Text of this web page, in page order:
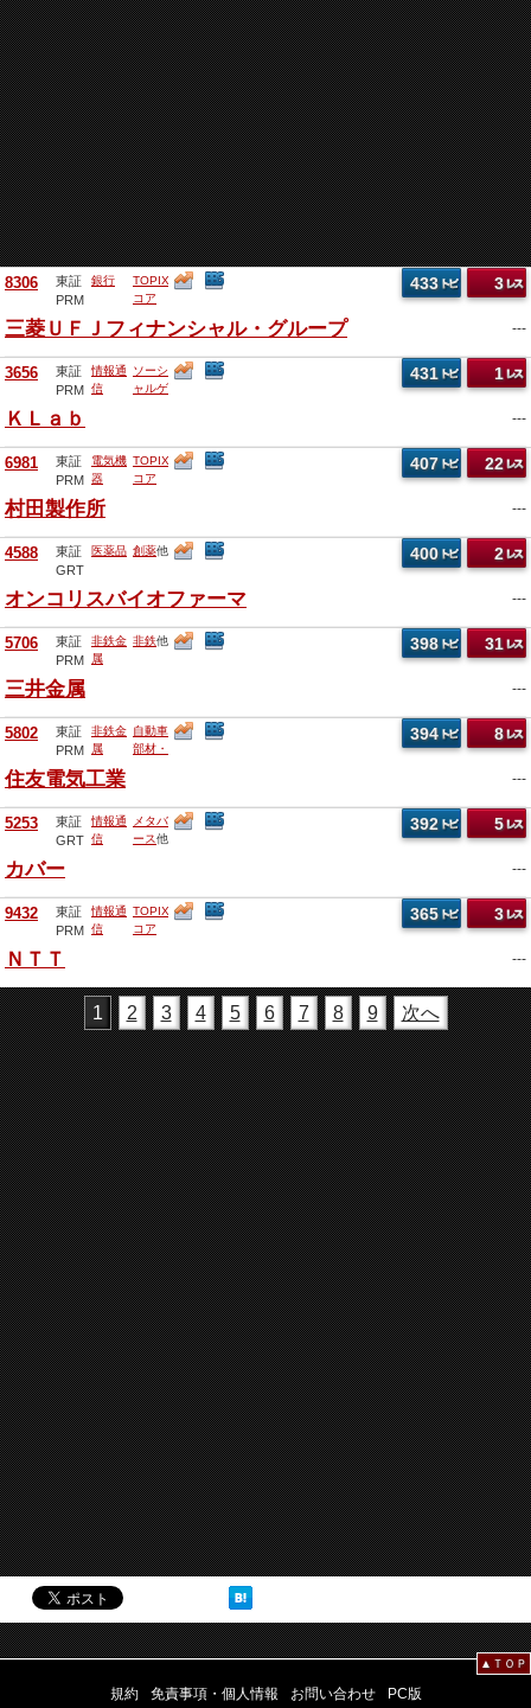
8306
東証
PRM
銀行
TOPIX
コア
3
433
三菱ＵＦＪフィナンシャル・グループ ---
3656
東証
PRM
情報通
信
ソーシ
ャルゲ
1
431
ＫＬａｂ ---
6981
東証
PRM
電気機
器
TOPIX
コア
22
407
村田製作所 ---
4588
東証
GRT
医薬品 創薬他 2
400
オンコリスバイオファーマ ---
5706
東証
PRM
非鉄金
属
非鉄他 31
398
三井金属 ---
5802
東証
PRM
非鉄金
属
自動車
部材・
8
394
住友電気工業 ---
5253
東証
GRT
情報通
信
メタバ
ース他
5
392
カバー ---
9432
東証
PRM
情報通
信
TOPIX
コア
3
365
ＮＴＴ ---
1 2 3 4 5 6 7 8 9 次へ
▲ＴＯＰ
規約 免責事項・個人情報 お問い合わせ PC版